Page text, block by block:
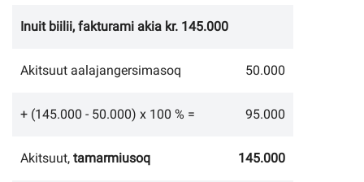
Inuit biilii, fakturami akia kr. 145.000
Akitsuut aalajangersimasoq 50.000
+ (145.000 - 50.000) x 100 % = 95.000
Akitsuut, tamarmiusoq 145.000